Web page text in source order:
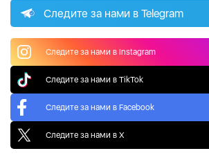
Следите за нами в Telegram
Следите за нами в Instagram
Следите за нами в TikTok
Следите за нами в Facebook
Следите за нами в X